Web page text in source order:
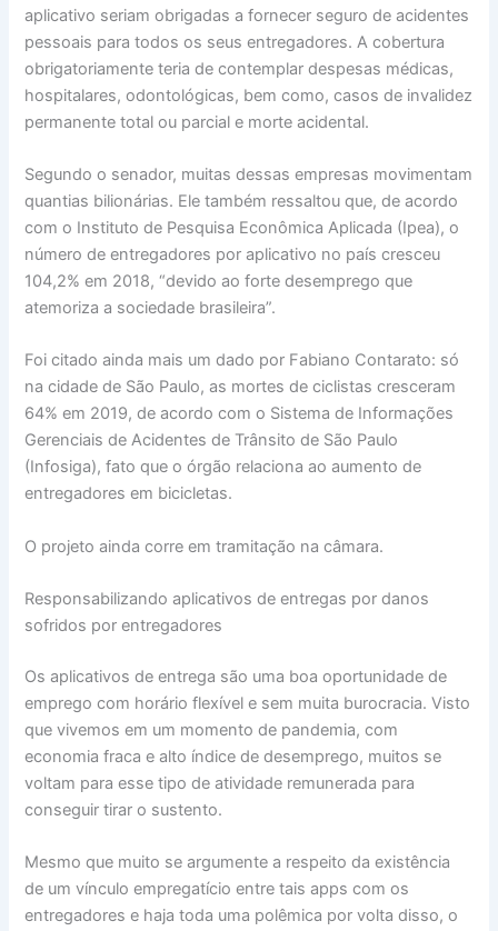
aplicativo seriam obrigadas a fornecer seguro de acidentes
pessoais para todos os seus entregadores. A cobertura
obrigatoriamente teria de contemplar despesas médicas,
hospitalares, odontológicas, bem como, casos de invalidez
permanente total ou parcial e morte acidental.
Segundo o senador, muitas dessas empresas movimentam
quantias bilionárias. Ele também ressaltou que, de acordo
com o Instituto de Pesquisa Econômica Aplicada (Ipea), o
número de entregadores por aplicativo no país cresceu
104,2% em 2018, “devido ao forte desemprego que
atemoriza a sociedade brasileira”.
Foi citado ainda mais um dado por Fabiano Contarato: só
na cidade de São Paulo, as mortes de ciclistas cresceram
64% em 2019, de acordo com o Sistema de Informações
Gerenciais de Acidentes de Trânsito de São Paulo
(Infosiga), fato que o órgão relaciona ao aumento de
entregadores em bicicletas.
O projeto ainda corre em tramitação na câmara.
Responsabilizando aplicativos de entregas por danos
sofridos por entregadores
Os aplicativos de entrega são uma boa oportunidade de
emprego com horário flexível e sem muita burocracia. Visto
que vivemos em um momento de pandemia, com
economia fraca e alto índice de desemprego, muitos se
voltam para esse tipo de atividade remunerada para
conseguir tirar o sustento.
Mesmo que muito se argumente a respeito da existência
de um vínculo empregatício entre tais apps com os
entregadores e haja toda uma polêmica por volta disso, o